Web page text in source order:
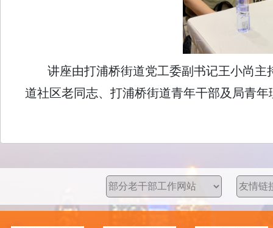
讲座由打浦桥街道党工委副书记王小尚
道社区老同志、打浦桥街道青年干部及局青